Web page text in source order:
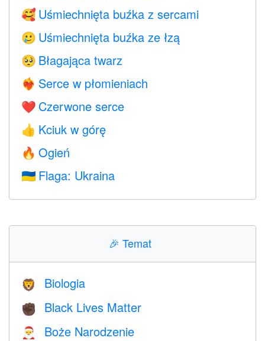
🥰 Uśmiechnięta buźka z sercami
🥲 Uśmiechnięta buźka ze łzą
🥺 Błagająca twarz
❤️‍🔥 Serce w płomieniach
❤️ Czerwone serce
👍 Kciuk w górę
🔥 Ogień
🇺🇦 Flaga: Ukraina
🎉 Temat
🦁 Biologia
✊🏿 Black Lives Matter
🎅 Boże Narodzenie